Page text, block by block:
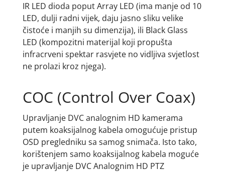
IR LED dioda poput Array LED (ima manje od 10
LED, dulji radni vijek, daju jasno sliku velike
čistoće i manjih su dimenzija), ili Black Glass
LED (kompozitni materijal koji propušta
infracrveni spektar rasvjete no vidljiva svjetlost
ne prolazi kroz njega).
COC (Control Over Coax)
Upravljanje DVC analognim HD kamerama
putem koaksijalnog kabela omogućuje pristup
OSD pregledniku sa samog snimača. Isto tako,
korištenjem samo koaksijalnog kabela moguće
je upravljanje DVC Analognim HD PTZ